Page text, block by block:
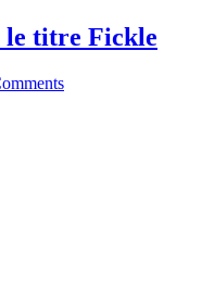
le titre Fickle